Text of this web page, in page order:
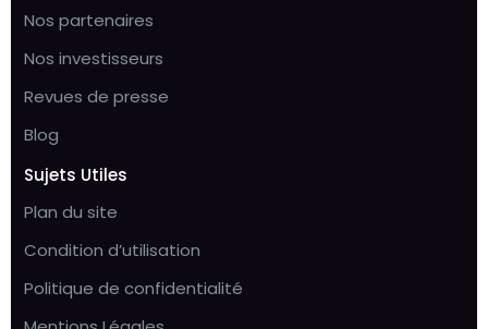
Nos partenaires
Nos investisseurs
Revues de presse
Blog
Sujets Utiles
Plan du site
Condition d’utilisation
Politique de confidentialité